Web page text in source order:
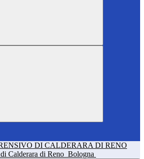
di Calderara di Reno Bologna